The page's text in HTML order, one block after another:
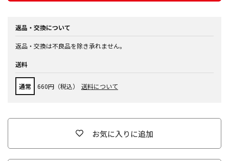
返品・交換について
返品・交換は不良品を除き承れません。
送料
通常 660円（税込） 送料について
お気に入りに追加